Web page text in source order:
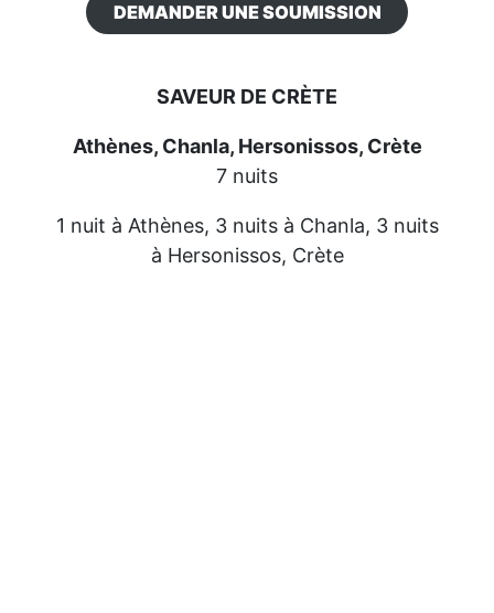
DEMANDER UNE SOUMISSION
SAVEUR DE CRÈTE
Athènes, Chanla, Hersonissos, Crète
7 nuits
1 nuit à Athènes, 3 nuits à Chanla, 3 nuits
à Hersonissos, Crète